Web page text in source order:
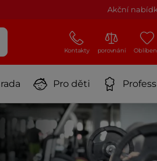
Akční
Kontakty porovnání
Pro děti